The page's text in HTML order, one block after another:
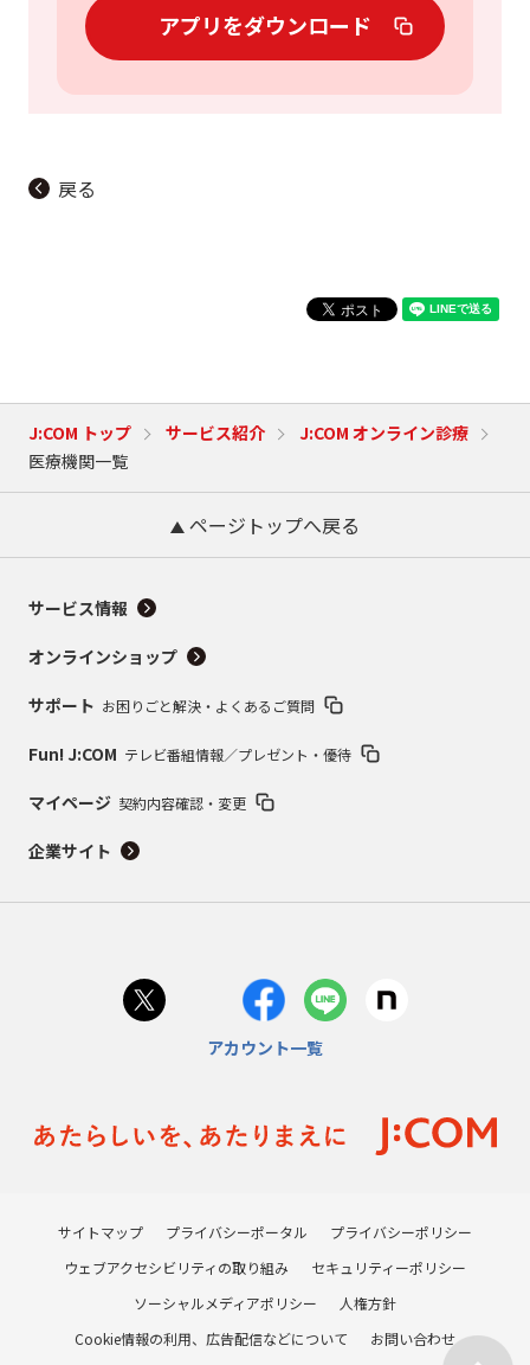
アプリをダウンロード
戻る
J:COM トップ サービス紹介
J:COM オンライン診療
医療機関一覧
ページトップへ戻る
サービス情報
オンラインショップ
サポート お困りごと解決・よくあるご質問
Fun! J:COM テレビ番組情報／プレゼント・優待
マイページ 契約内容確認・変更
企業サイト
アカウント一覧
サイトマップ プライバシーポータル
プライバシーポリシー
ウェブアクセシビリティの取り組み
セキュリティーポリシー
ソーシャルメディアポリシー
人権方針
Cookie情報の利用、広告配信などについて
お問い合わせ